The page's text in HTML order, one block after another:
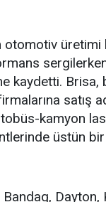
üretimi
kaydetti. Brisa,
satış
kamyon
üstün
Dayton,